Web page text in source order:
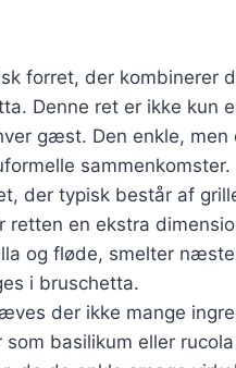
forret, der kombinerer
Denne ret er ikke kun
gæst. Den enkle,
sammenkomster.
der typisk består af
en ekstra
og fløde, smelter
i bruschetta.
der ikke mange
basilikum eller